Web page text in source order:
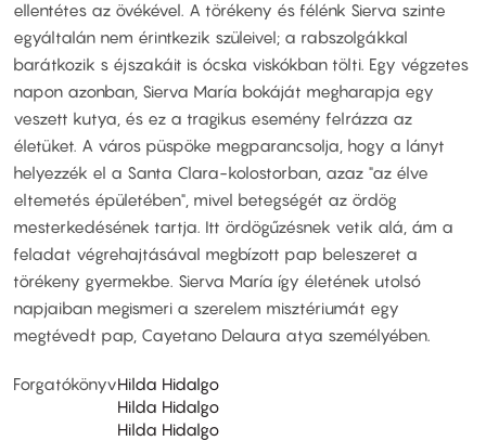
ellentétes az övékével. A törékeny és félénk Sierva szinte
egyáltalán nem érintkezik szüleivel; a rabszolgákkal
barátkozik s éjszakáit is ócska viskókban tölti. Egy végzetes
napon azonban, Sierva María bokáját megharapja egy
veszett kutya, és ez a tragikus esemény felrázza az
életüket. A város püspöke megparancsolja, hogy a lányt
helyezzék el a Santa Clara-kolostorban, azaz "az élve
eltemetés épületében", mivel betegségét az ördög
mesterkedésének tartja. Itt ördögűzésnek vetik alá, ám a
feladat végrehajtásával megbízott pap beleszeret a
törékeny gyermekbe. Sierva María így életének utolsó
napjaiban megismeri a szerelem misztériumát egy
megtévedt pap, Cayetano Delaura atya személyében.
ForgatókönyvHilda Hidalgo
Hilda Hidalgo
Hilda Hidalgo